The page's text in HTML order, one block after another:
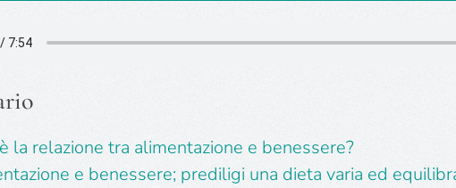
la relazione tra alimentazione e benessere?
e benessere; prediligi una dieta varia ed